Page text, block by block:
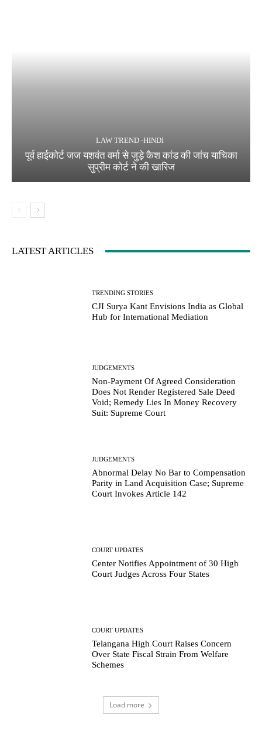
LAW TREND -HINDI
पूर्व हाईकोर्ट जज यशवंत वर्मा से जुड़े कैश कांड की जांच याचिका
सुप्रीम कोर्ट ने की खारिज
LATEST ARTICLES
TRENDING STORIES
CJI Surya Kant Envisions India as Global
Hub for International Mediation
JUDGEMENTS
Non-Payment Of Agreed Consideration
Does Not Render Registered Sale Deed
Void; Remedy Lies In Money Recovery
Suit: Supreme Court
JUDGEMENTS
Abnormal Delay No Bar to Compensation
Parity in Land Acquisition Case; Supreme
Court Invokes Article 142
COURT UPDATES
Center Notifies Appointment of 30 High
Court Judges Across Four States
COURT UPDATES
Telangana High Court Raises Concern
Over State Fiscal Strain From Welfare
Schemes
Load more